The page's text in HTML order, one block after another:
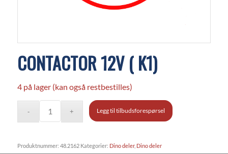
CONTACTOR 12V ( K1)
4 på lager (kan også restbestilles)
Legg til tilbudsforespørsel
Produktnummer: 48.2162 Kategorier: Dino deler, Dino deler